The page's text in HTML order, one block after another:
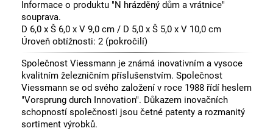
Informace o produktu "N hrázděný dům a vrátnice"
souprava.
D 6,0 x Š 6,0 x V 9,0 cm / D 5,0 x Š 5,0 x V 10,0 cm
Úroveň obtížnosti: 2 (pokročilí)
Společnost Viessmann je známá inovativním a vysoce
kvalitním železničním příslušenstvím. Společnost
Viessmann se od svého založení v roce 1988 řídí heslem
"Vorsprung durch Innovation". Důkazem inovačních
schopností společnosti jsou četné patenty a rozmanitý
sortiment výrobků.